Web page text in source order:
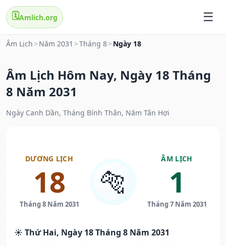
🗓️Amlich.org
Âm Lịch > Năm 2031 >Tháng 8> Ngày 18
Âm Lịch Hôm Nay, Ngày 18 Tháng
8 Năm 2031
Ngày Canh Dần, Tháng Bính Thân, Năm Tân Hợi
DƯƠNG LỊCH
18
Tháng 8 Năm 2031
🐅
ÂM LỊCH
1
Tháng 7 Năm 2031
☀️ Thứ Hai, Ngày 18 Tháng 8 Năm 2031